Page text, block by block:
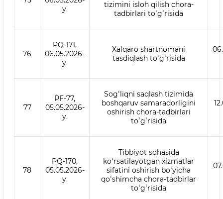
y.
tizimini isloh qilish chora-
tadbirlari toʻgʻrisida
76
PQ-171,
06.05.2026-
y.
Xalqaro shartnomani
tasdiqlash toʻgʻrisida
77
PF-77,
05.05.2026-
y.
Sogʻliqni saqlash tizimida
boshqaruv samaradorligini
oshirish chora-tadbirlari
toʻgʻrisida
78
PQ-170,
05.05.2026-
y.
Tibbiyot sohasida
koʻrsatilayotgan xizmatlar
sifatini oshirish boʻyicha
qoʻshimcha chora-tadbirlar
toʻgʻrisida